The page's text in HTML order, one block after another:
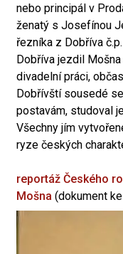
nebo principál v
ženatý s Josefínou
řezníka z Dobříva
Dobříva jezdil
divadelní práci,
Dobřívští sousedé
postavám, studoval
Všechny jím
ryze českých
reportáž Českého
Mošna (dokument